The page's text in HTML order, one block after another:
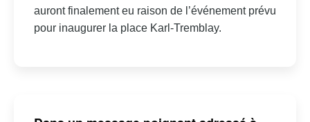
auront finalement eu raison de l’événement prévu
pour inaugurer la place Karl-Tremblay.